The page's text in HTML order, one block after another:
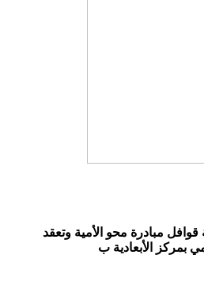
مبادرة محو الأمية وتعقد